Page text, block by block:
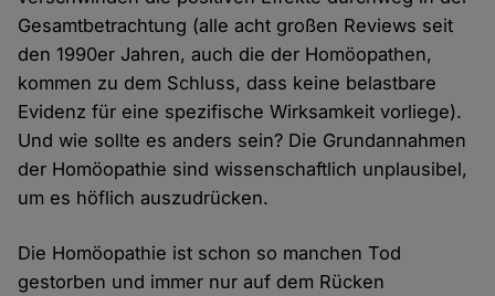
Gesamtbetrachtung (alle acht großen Reviews seit
den 1990er Jahren, auch die der Homöopathen,
kommen zu dem Schluss, dass keine belastbare
Evidenz für eine spezifische Wirksamkeit vorliege).
Und wie sollte es anders sein? Die Grundannahmen
der Homöopathie sind wissenschaftlich unplausibel,
um es höflich auszudrücken.
Die Homöopathie ist schon so manchen Tod
gestorben und immer nur auf dem Rücken